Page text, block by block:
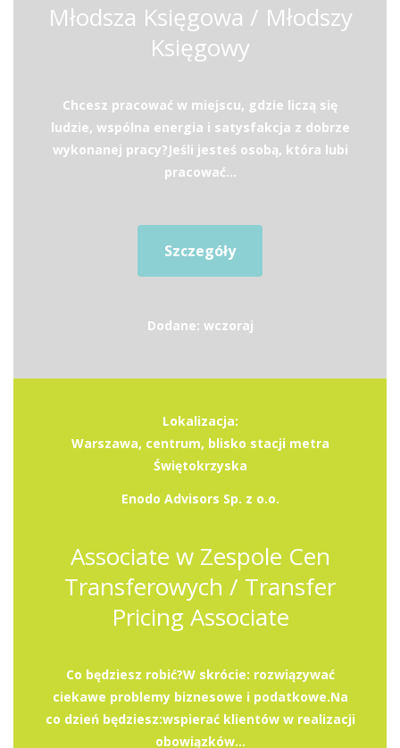
Młodsza Księgowa / Młodszy
Księgowy
Chcesz pracować w miejscu, gdzie liczą się
ludzie, wspólna energia i satysfakcja z dobrze
wykonanej pracy?Jeśli jesteś osobą, która lubi
pracować...
Szczegóły
Dodane: wczoraj
Lokalizacja:
Warszawa, centrum, blisko stacji metra
Świętokrzyska
Enodo Advisors Sp. z o.o.
Associate w Zespole Cen
Transferowych / Transfer
Pricing Associate
Co będziesz robić?W skrócie: rozwiązywać
ciekawe problemy biznesowe i podatkowe.Na
co dzień będziesz:wspierać klientów w realizacji
obowiązków...